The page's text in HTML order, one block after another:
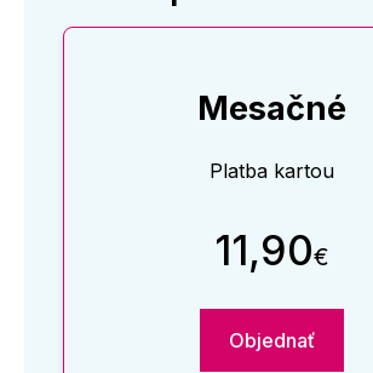
Mesačné
Platba kartou
11,90€
Objednať